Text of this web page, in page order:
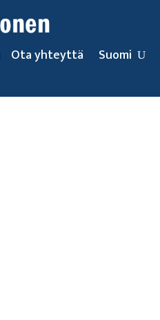
Ota yhteyttä Suomi